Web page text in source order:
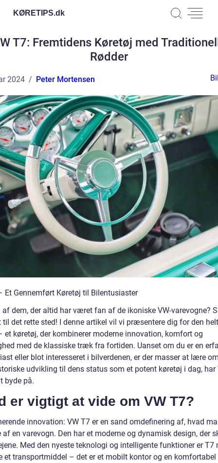
KØRETIPS.dk
T7: Fremtidens Køretøj med
Rødder
2024 Peter Mortensen
Et Gennemført Køretøj til Bilentusiaster
af dem, der altid har været fan af de ikoniske VW-varevogne?
til det rette sted! I denne artikel vil vi præsentere dig for den
et køretøj, der kombinerer moderne innovation, komfort og
med de klassiske træk fra fortiden. Uanset om du er en
eller blot interesseret i bilverdenen, er der masser at lære
udvikling til dens status som et potent køretøj i dag, har
byde på.
er vigtigt at vide om VW T7?
innovation: VW T7 er en sand omdefinering af, hvad
af en varevogn. Den har et moderne og dynamisk design, der
Med den nyeste teknologi og intelligente funktioner er T7
et transportmiddel – det er et mobilt kontor og en komfortabel